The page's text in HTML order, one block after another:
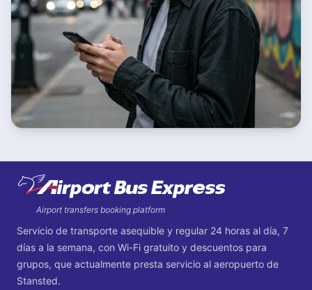
Airport transfers booking platform
Servicio de transporte asequible y regular 24 horas al día, 7
días a la semana, con Wi-Fi gratuito y descuentos para
grupos, que actualmente presta servicio al aeropuerto de
Stansted.